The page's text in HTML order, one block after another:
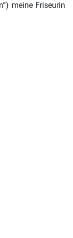
meine Friseurin